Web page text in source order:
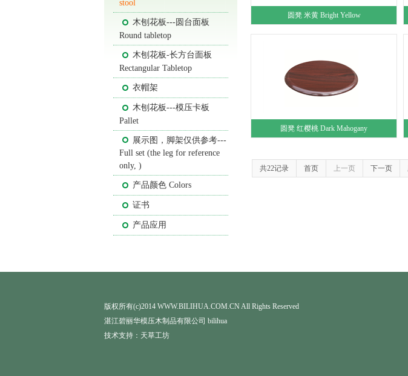
stool
木刨花板---圆台面板
Round tabletop
木刨花板-长方台面板
Rectangular Tabletop
衣帽架
木刨花板---模压卡板
Pallet
展示图，脚架仅供参考---
Full set (the leg for reference
only, )
产品颜色 Colors
证书
产品应用
圆凳 米黄 Bright Yellow
圆凳 红樱桃 Dark Mahogany
共22记录 首页 上一页 下一页
版权所有(c)2014 WWW.BILIHUA.COM.CN All Rights Reserved
湛江碧丽华模压木制品有限公司 bilihua
技术支持： 天草工坊